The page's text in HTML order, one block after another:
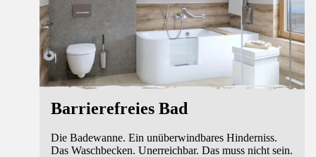
Barrierefreies Bad
Die Badewanne. Ein unüberwindbares Hinderniss.
Das Waschbecken. Unerreichbar. Das muss nicht sein.